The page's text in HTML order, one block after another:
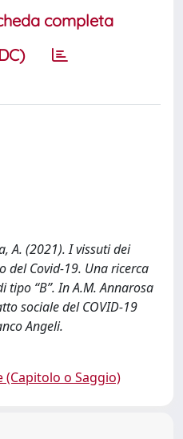
completa
A. (2021). I vissuti dei
del Covid-19. Una ricerca
tipo “B”. In A.M. Annarosa
sociale del COVID-19
Angeli.
o Saggio)